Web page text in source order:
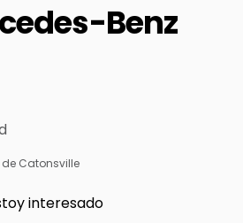
Benz
Catonsville
interesado